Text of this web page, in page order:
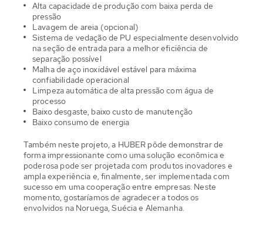
Alta capacidade de produção com baixa perda de
pressão
Lavagem de areia (opcional)
Sistema de vedação de PU especialmente desenvolvido
na seção de entrada para a melhor eficiência de
separação possível
Malha de aço inoxidável estável para máxima
confiabilidade operacional
Limpeza automática de alta pressão com água de
processo
Baixo desgaste, baixo custo de manutenção
Baixo consumo de energia
Também neste projeto, a HUBER pôde demonstrar de
forma impressionante como uma solução econômica e
poderosa pode ser projetada com produtos inovadores e
ampla experiência e, finalmente, ser implementada com
sucesso em uma cooperação entre empresas. Neste
momento, gostaríamos de agradecer a todos os
envolvidos na Noruega, Suécia e Alemanha.